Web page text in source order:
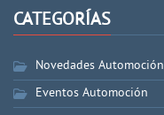
CATEGORÍAS
Novedades Automoción
Eventos Automoción